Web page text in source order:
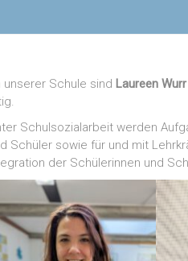
unserer Schule sind Laureen Wurr
Schulsozialarbeit werden
Schüler sowie für und mit
der Schülerinnen und